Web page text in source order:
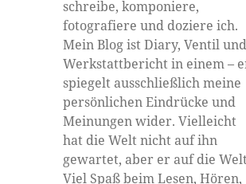
schreibe, komponiere,
fotografiere und doziere ich.
Mein Blog ist Diary, Ventil und
Werkstattbericht in einem –
spiegelt ausschließlich meine
persönlichen Eindrücke und
Meinungen wider. Vielleicht
hat die Welt nicht auf ihn
gewartet, aber er auf die
Viel Spaß beim Lesen, Hören,